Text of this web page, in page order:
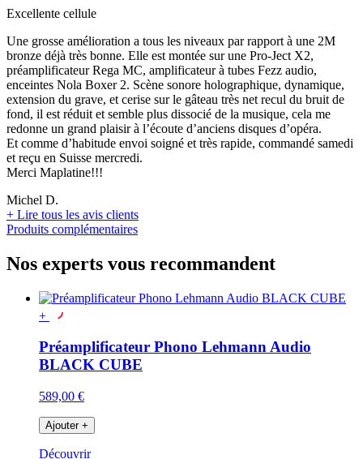
Excellente cellule
Une grosse amélioration a tous les niveaux par rapport à une 2M
bronze déjà très bonne. Elle est montée sur une Pro-Ject X2,
préamplificateur Rega MC, amplificateur à tubes Fezz audio,
enceintes Nola Boxer 2. Scène sonore holographique, dynamique,
extension du grave, et cerise sur le gâteau très net recul du bruit de
fond, il est réduit et semble plus dissocié de la musique, cela me
redonne un grand plaisir à l’écoute d’anciens disques d’opéra.
Et comme d’habitude envoi soigné et très rapide, commandé samedi
et reçu en Suisse mercredi.
Merci Maplatine!!!
Michel D.
+ Lire tous les avis clients
Produits complémentaires
Nos experts vous recommandent
+
Préamplificateur Phono Lehmann Audio
BLACK CUBE
589,00 €
Ajouter +
Découvrir